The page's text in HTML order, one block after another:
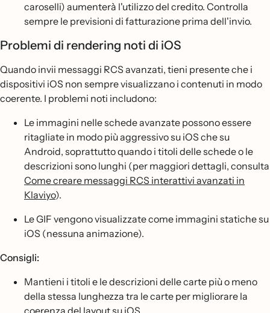
caroselli) aumenterà l'utilizzo del credito. Controlla
sempre le previsioni di fatturazione prima dell'invio.
Problemi di rendering noti di iOS
Quando invii messaggi RCS avanzati, tieni presente che i
dispositivi iOS non sempre visualizzano i contenuti in modo
coerente. I problemi noti includono:
Le immagini nelle schede avanzate possono essere
ritagliate in modo più aggressivo su iOS che su
Android, soprattutto quando i titoli delle schede o le
descrizioni sono lunghi (per maggiori dettagli, consulta
Come creare messaggi RCS interattivi avanzati in
Klaviyo).
Le GIF vengono visualizzate come immagini statiche su
iOS (nessuna animazione).
Consigli:
Mantieni i titoli e le descrizioni delle carte più o meno
della stessa lunghezza tra le carte per migliorare la
coerenza del layout su iOS.